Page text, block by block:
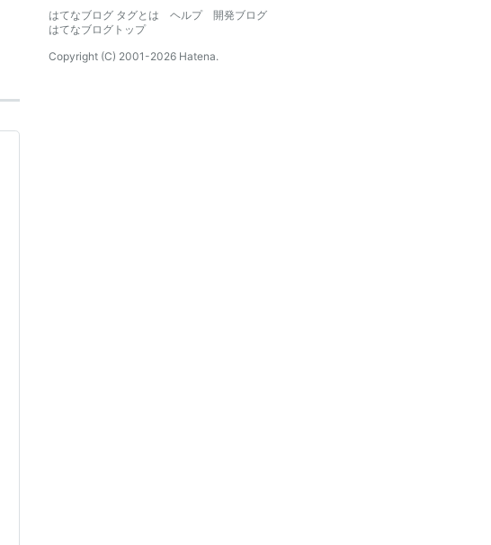
はてなブログ タグとは
ヘルプ
開発ブログ
はてなブログトップ
Copyright (C) 2001-2026 Hatena.